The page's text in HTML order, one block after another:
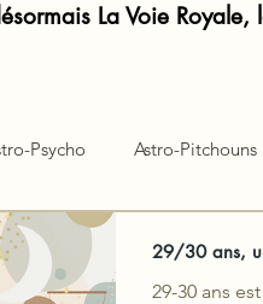
La Voie
Psycho Astro-Pitchouns
29/30 ans,
29-30 ans